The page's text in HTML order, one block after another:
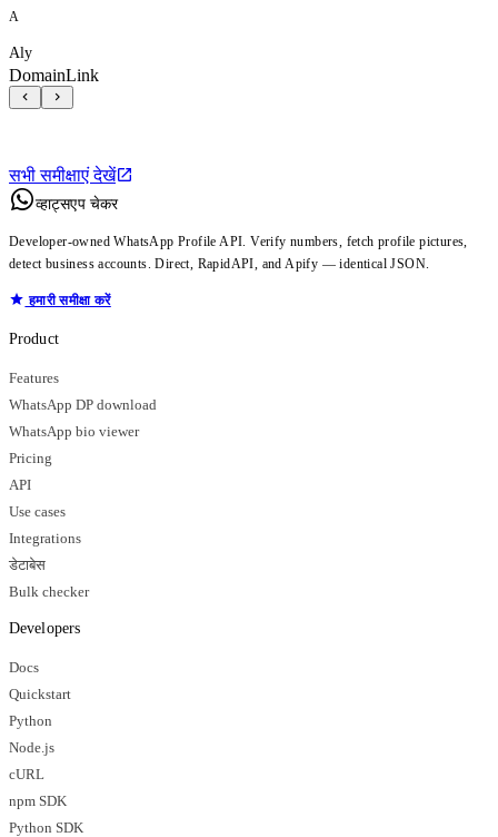
A
Aly
DomainLink
सभी समीक्षाएं देखें
व्हाट्सएप चेकर
Developer-owned WhatsApp Profile API. Verify numbers, fetch profile pictures,
detect business accounts. Direct, RapidAPI, and Apify — identical JSON.
हमारी समीक्षा करें
Product
Features
WhatsApp DP download
WhatsApp bio viewer
Pricing
API
Use cases
Integrations
डेटाबेस
Bulk checker
Developers
Docs
Quickstart
Python
Node.js
cURL
npm SDK
Python SDK